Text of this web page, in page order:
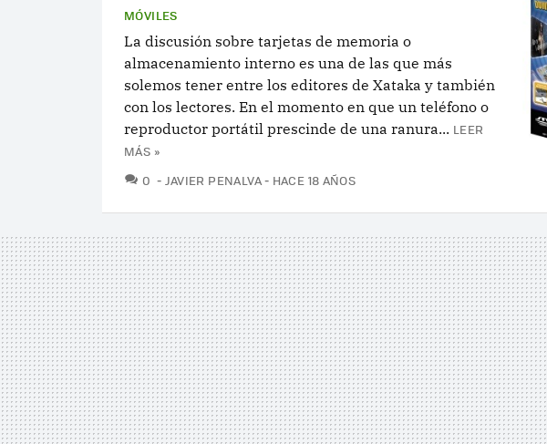
MÓVILES
La discusión sobre tarjetas de memoria o
almacenamiento interno es una de las que más
solemos tener entre los editores de Xataka y también
con los lectores. En el momento en que un teléfono o
reproductor portátil prescinde de una ranura... LEER
MÁS »
0 COMENTARIOS
JAVIER PENALVA HACE 18 AÑOS